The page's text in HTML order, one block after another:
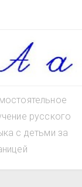
русского
с детьми за